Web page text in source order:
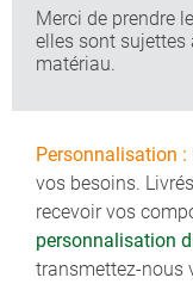
Merci de prendre
elles sont sujettes
matériau.
Personnalisation :
vos besoins.
recevoir vos
personnalisation
transmettez-nous